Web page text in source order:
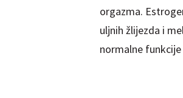
orgazma.
uljnih žlijezda i
normalne